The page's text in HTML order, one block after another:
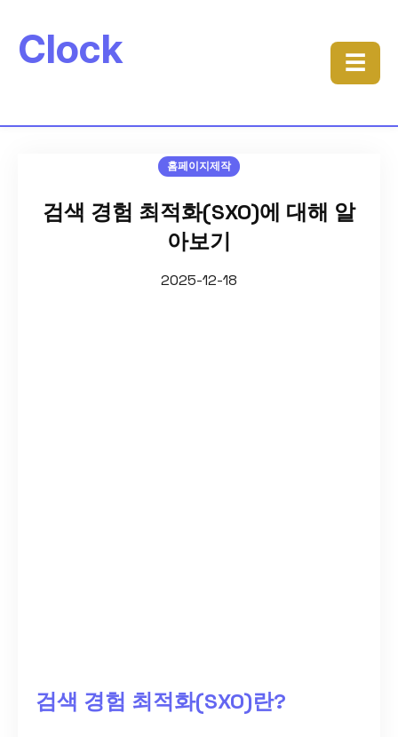
Clock ☰
홈페이지제작
검색 경험 최적화(SXO)에 대해 알
아보기
2025-12-18
검색 경험 최적화(SXO)란?